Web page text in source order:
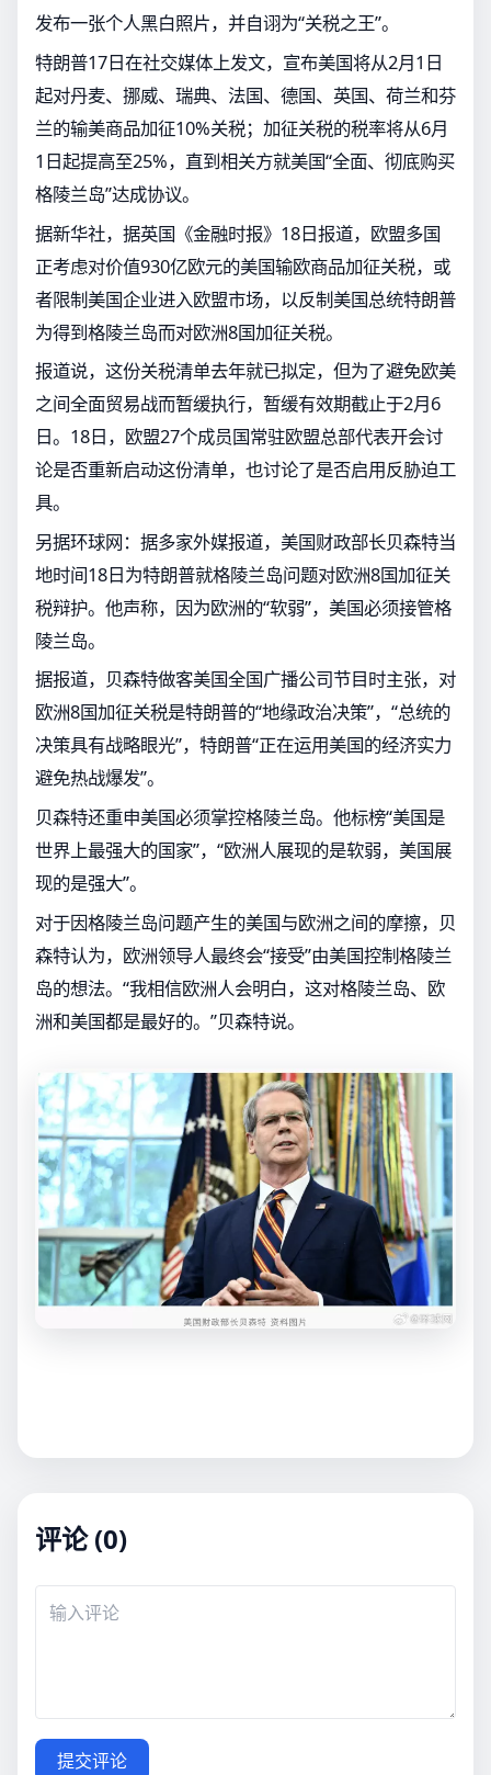
发布一张个人黑白照片，并自诩为“关税之王”。
特朗普17日在社交媒体上发文，宣布美国将从2月1日
起对丹麦、挪威、瑞典、法国、德国、英国、荷兰和芬
兰的输美商品加征10%关税；加征关税的税率将从6月
1日起提高至25%，直到相关方就美国“全面、彻底购买
格陵兰岛”达成协议。
据新华社，据英国《金融时报》18日报道，欧盟多国
正考虑对价值930亿欧元的美国输欧商品加征关税，或
者限制美国企业进入欧盟市场，以反制美国总统特朗普
为得到格陵兰岛而对欧洲8国加征关税。
报道说，这份关税清单去年就已拟定，但为了避免欧美
之间全面贸易战而暂缓执行，暂缓有效期截止于2月6
日。18日，欧盟27个成员国常驻欧盟总部代表开会讨
论是否重新启动这份清单，也讨论了是否启用反胁迫工
具。
另据环球网：据多家外媒报道，美国财政部长贝森特当
地时间18日为特朗普就格陵兰岛问题对欧洲8国加征关
税辩护。他声称，因为欧洲的“软弱”，美国必须接管格
陵兰岛。
据报道，贝森特做客美国全国广播公司节目时主张，对
欧洲8国加征关税是特朗普的“地缘政治决策”，“总统的
决策具有战略眼光”，特朗普“正在运用美国的经济实力
避免热战爆发”。
贝森特还重申美国必须掌控格陵兰岛。他标榜“美国是
世界上最强大的国家”，“欧洲人展现的是软弱，美国展
现的是强大”。
对于因格陵兰岛问题产生的美国与欧洲之间的摩擦，贝
森特认为，欧洲领导人最终会“接受”由美国控制格陵兰
岛的想法。“我相信欧洲人会明白，这对格陵兰岛、欧
洲和美国都是最好的。”贝森特说。
评论 (0)
提交评论